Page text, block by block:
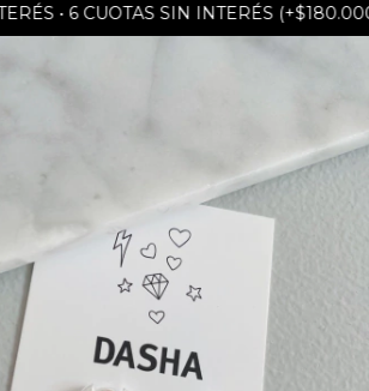
• 6 CUOTAS SIN INTERÉS